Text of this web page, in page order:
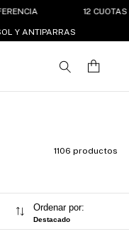
12 CUOTAS
Y ANTIPARRAS
1106 productos
Ordenar por:
Destacado